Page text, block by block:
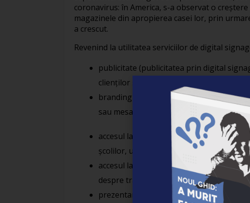
coronavirus: în America, s-a observat o
magazinele din apropierea casei lor, prin
a crescut.
Revenind la utilitatea serviciilor de digital
publicitate (publicitatea prin digital
clienţilor şi a promova servicii);
branding (gradul de conştientizare al
sau mesaje potrivite mărcii respective);
accesul la informaţii interne (pentru
şcolilor, universităţilor);
accesul la informaţii de ordin public
despre trafic sau rute mai lejere);
prezentarea unor detalii importante